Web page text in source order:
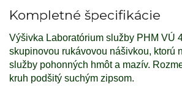
Kompletné špecifikácie
Výšivka Laboratórium služby PHM VÚ
skupinovou rukávovou nášivkou, ktorú
služby pohonných hmôt a mazív.
kruh podšitý suchým zipsom.